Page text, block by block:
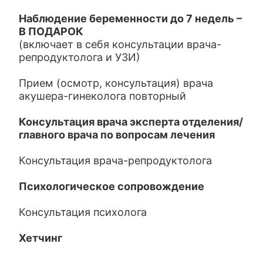
Наблюдение беременности до 7 недель –
В ПОДАРОК
(включает в себя консультации врача-
репродуктолога и УЗИ)
Прием (осмотр, консультация) врача
акушера-гинеколога повторный
Консультация врача эксперта отделения/
главного врача по вопросам лечения
Консультация врача-репродуктолога
Психологическое сопровождение
Консультация психолога
Хетчинг